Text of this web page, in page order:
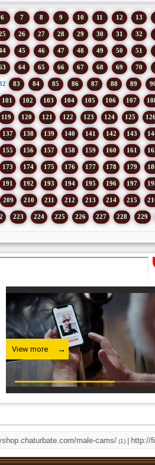
6 7 8 9 10 11 12 13
26 27 28 29 30 31 32
45 46 47 48 49 50 51
64 65 66 67 68 69 70
83 84 85 86 87 88 89
101 102 103 104 105 106 107
119 120 121 122 123 124 125
137 138 139 140 141 142 143
155 156 157 158 159 160 161
173 174 175 176 177 178 179
191 192 193 194 195 196 197
209 210 211 212 213 214 215
223 224 225 226 227 228 229
male-cams/(1)|http://